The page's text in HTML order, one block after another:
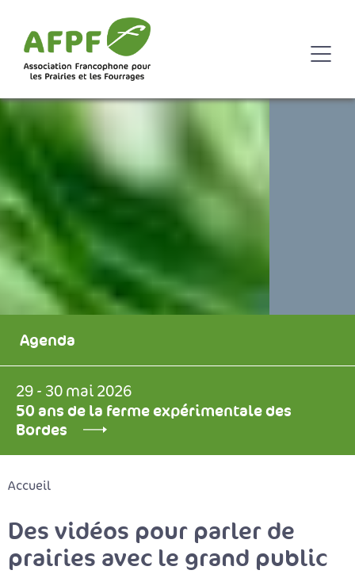
Agenda
29 - 30 mai 2026
50 ans de la ferme expérimentale des
Bordes
Accueil
Des vidéos pour parler de
prairies avec le grand public